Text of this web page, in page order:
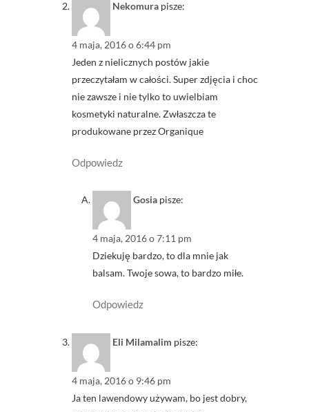
Nekomura pisze:
4 maja, 2016 o 6:44 pm
Jeden z nielicznych postów jakie
przeczytałam w całości. Super zdjęcia i choc
nie zawsze i nie tylko to uwielbiam
kosmetyki naturalne. Zwłaszcza te
produkowane przez Organique
Odpowiedz
Gosia pisze:
4 maja, 2016 o 7:11 pm
Dziekuję bardzo, to dla mnie jak
balsam. Twoje sowa, to bardzo miłe.
Odpowiedz
Eli Milamalim pisze:
4 maja, 2016 o 9:46 pm
Ja ten lawendowy używam, bo jest dobry,